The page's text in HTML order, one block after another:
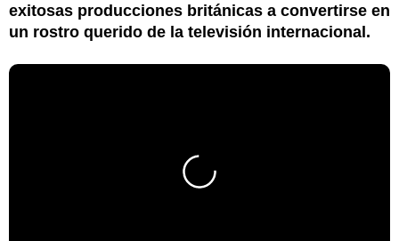
exitosas producciones británicas a convertirse en
un rostro querido de la televisión internacional.